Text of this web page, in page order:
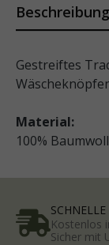
Beschreibung
Gestreiftes
Material:
100%
Kostenlos
Sicher mit